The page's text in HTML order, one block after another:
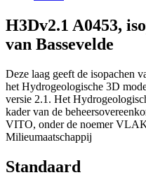
H3Dv2.1 A0453,
van Bassevelde
Deze laag geeft de isopachen
het Hydrogeologische 3D
versie 2.1. Het
kader van de
VITO, onder de noemer
Milieumaatschappij
Standaard